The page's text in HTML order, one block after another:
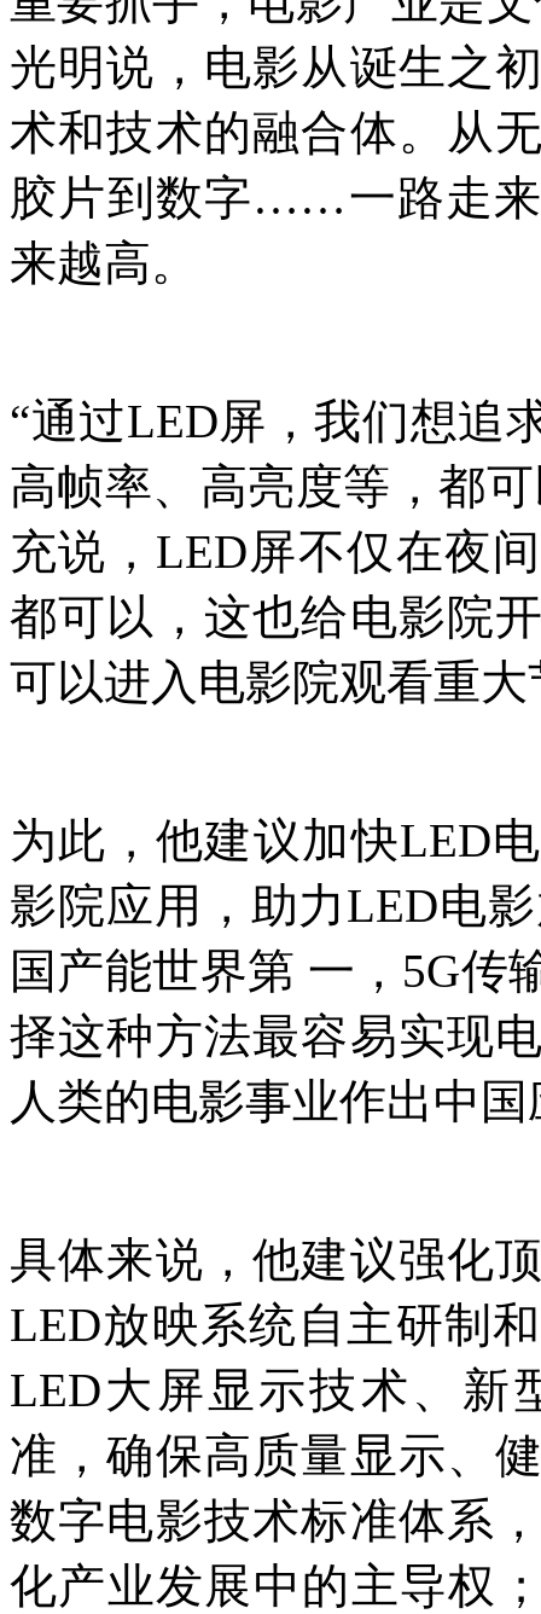
光明说，电影从诞生之
术和技术的融合体。从
胶片到数字……一路走
来越高。
“通过LED屏，我们想追
高帧率、高亮度等，都
充说，LED屏不仅在夜
都可以，这也给电影院
可以进入电影院观看重
为此，他建议加快LED
影院应用，助力LED电
国产能世界第 一，5G传
择这种方法最容易实现
人类的电影事业作出中
具体来说，他建议强化
LED放映系统自主研制
LED大屏显示技术、新
准，确保高质量显示、
数字电影技术标准体系
化产业发展中的主导权